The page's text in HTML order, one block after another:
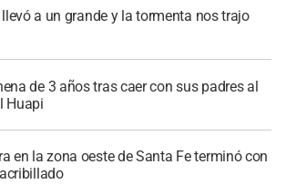
llevó a un grande y la tormenta nos trajo
de 3 años tras caer con sus padres al
Huapi
en la zona oeste de Santa Fe terminó con